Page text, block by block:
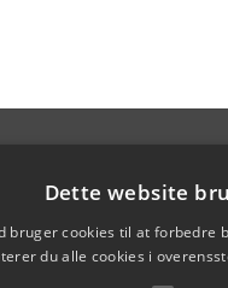
Dette website
bruger cookies til at forbedre
du alle cookies i